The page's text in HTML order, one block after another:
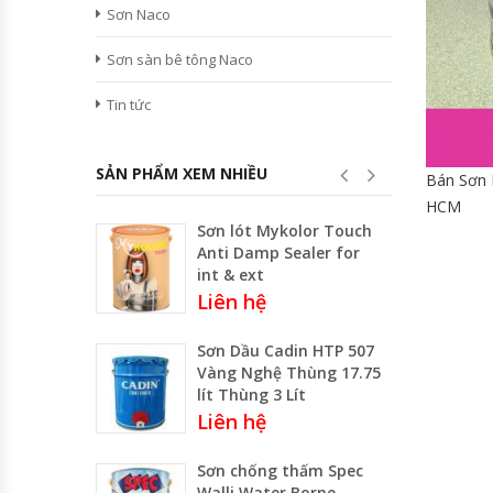
Bán Sơn
HCM
Sơn Naco
Sơn sàn bê tông Naco
Tin tức
SẢN PHẨM XEM NHIỀU
Sơn lót Mykolor Touch
Anti Damp Sealer for
int & ext
Liên hệ
Sơn Dầu Cadin HTP 507
Vàng Nghệ Thùng 17.75
lít Thùng 3 Lít
Liên hệ
Sơn chống thấm Spec